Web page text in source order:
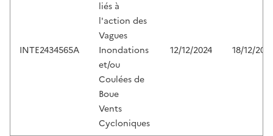
INTE2434565A
liés à
l'action des
Vagues
Inondations
et/ou
Coulées de
Boue
Vents
Cycloniques
12/12/2024 18/12/